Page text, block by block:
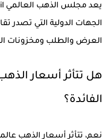
الجهات الدولية التي تصدر
العرض والطلب ومخزونات
هل تتأثر أسعار
الفائدة؟
نعم، تتأثرأسعار الذهب